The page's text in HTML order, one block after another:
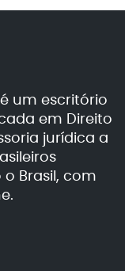
um escritório
em Direito
jurídica a
Brasil, com